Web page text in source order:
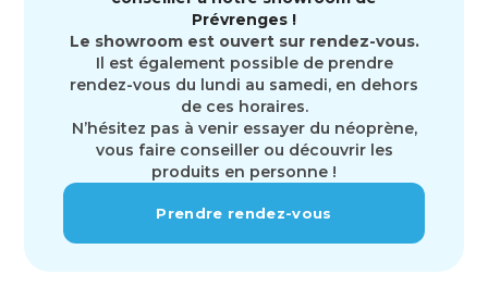
Prévrenges !
Le showroom est ouvert sur rendez-vous.
Il est également possible de prendre
rendez-vous du lundi au samedi, en dehors
de ces horaires.
N’hésitez pas à venir essayer du néoprène,
vous faire conseiller ou découvrir les
produits en personne !
Prendre rendez-vous